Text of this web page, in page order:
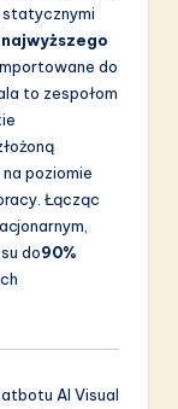
statycznymi
do
to zespołom
poziomie
Łącząc
do90%
AI Visual